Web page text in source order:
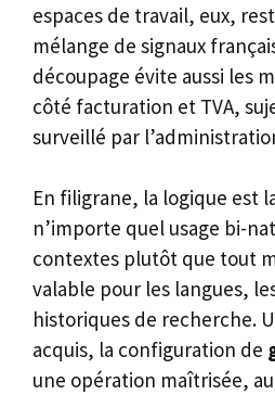
espaces de travail, eux,
mélange de signaux
découpage évite aussi les
côté facturation et TVA,
surveillé par
En filigrane, la logique est
n’importe quel usage bi-
contextes plutôt que tout
valable pour les langues,
historiques de recherche.
acquis, la configuration de
une opération maîtrisée,